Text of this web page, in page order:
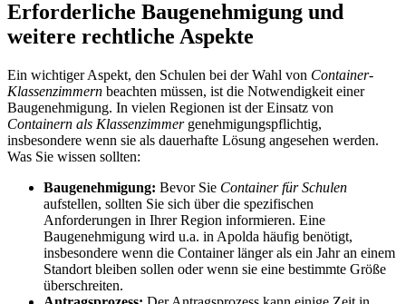
Erforderliche Baugenehmigung und
weitere rechtliche Aspekte
Ein wichtiger Aspekt, den Schulen bei der Wahl von Container-
Klassenzimmern beachten müssen, ist die Notwendigkeit einer
Baugenehmigung. In vielen Regionen ist der Einsatz von
Containern als Klassenzimmergenehmigungspflichtig,
insbesondere wenn sie als dauerhafte Lösung angesehen werden.
Was Sie wissen sollten:
Baugenehmigung: Bevor Sie Container für Schulen
aufstellen, sollten Sie sich über die spezifischen
Anforderungen in Ihrer Region informieren. Eine
Baugenehmigung wird u.a. in Apolda häufig benötigt,
insbesondere wenn die Container länger als ein Jahr an einem
Standort bleiben sollen oder wenn sie eine bestimmte Größe
überschreiten.